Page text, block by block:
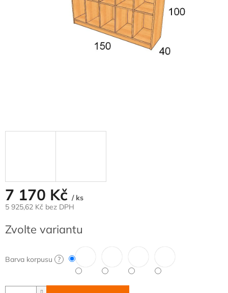
7 170 Kč / ks
5 925,62 Kč bez DPH
cena:
Zvolte variantu
Barva korpusu ?